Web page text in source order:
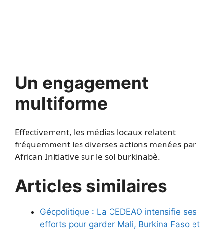
Un engagement
multiforme
Effectivement, les médias locaux relatent
fréquemment les diverses actions menées par
African Initiative sur le sol burkinabè.
Articles similaires
Géopolitique : La CEDEAO intensifie ses
efforts pour garder Mali, Burkina Faso et